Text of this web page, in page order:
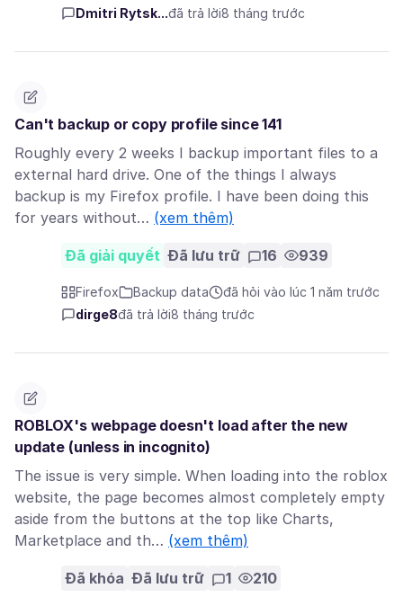
Dmitri Rytsk...đã trả lời8 tháng trước
Can't backup or copy profile since 141
Roughly every 2 weeks I backup important files to a
external hard drive. One of the things I always
backup is my Firefox profile. I have been doing this
for years without… (xem thêm)
Đã giải quyết Đã lưu trữ 16 939
Firefox Backup data
đã hỏi vào lúc 1 năm trước
dirge8đã trả lời8 tháng trước
ROBLOX's webpage doesn't load after the new
update (unless in incognito)
The issue is very simple. When loading into the roblox
website, the page becomes almost completely empty
aside from the buttons at the top like Charts,
Marketplace and th… (xem thêm)
Đã khóa Đã lưu trữ 1 210